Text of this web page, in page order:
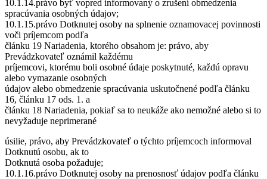
10.1.14.právo byť vopred informovaný o zrušení obmedzenia
spracúvania osobných údajov;
10.1.15.právo Dotknutej osoby na splnenie oznamovacej povinnosti
voči príjemcom podľa
článku 19 Nariadenia, ktorého obsahom je: právo, aby
Prevádzkovateľ oznámil každému
príjemcovi, ktorému boli osobné údaje poskytnuté, každú opravu
alebo vymazanie osobných
údajov alebo obmedzenie spracúvania uskutočnené podľa článku
16, článku 17 ods. 1. a
článku 18 Nariadenia, pokiaľ sa to neukáže ako nemožné alebo si to
nevyžaduje neprimerané
úsilie, právo, aby Prevádzkovateľ o týchto príjemcoch informoval
Dotknutú osobu, ak to
Dotknutá osoba požaduje;
10.1.16.právo Dotknutej osoby na prenosnosť údajov podľa článku